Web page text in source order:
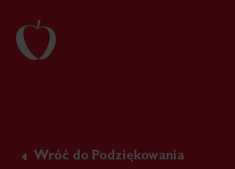
Wróć do Podziękowania